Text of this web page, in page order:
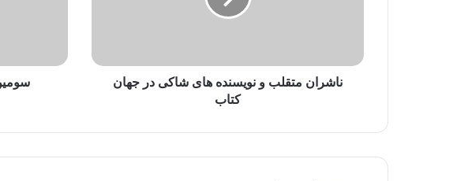
د
ناشران متقلب و نویسنده های شاکی در جهان
کتاب